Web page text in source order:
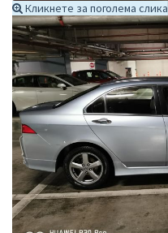
Кликнете за поголема слика